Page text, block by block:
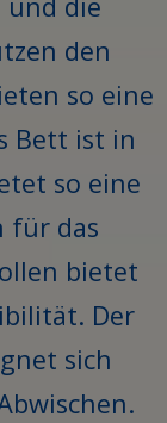
den
so eine
Bett ist in
so eine
für das
bietet
Der
sich